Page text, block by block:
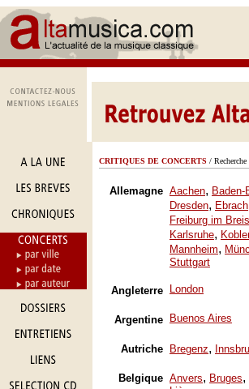
CRITIQUES DE CONCERTS /
Allemagne Aachen, Baden-
Dresden, Ebrach
Freiburg im
Karlsruhe,
Mannheim,
Stuttgart
Angleterre London
Argentine Buenos Aires
Autriche Bregenz,
Belgique Anvers, Bruges,